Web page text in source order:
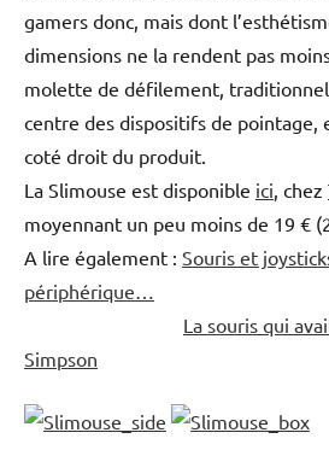
gamers donc, mais dont
dimensions ne la rendent pas
molette de défilement,
centre des dispositifs de pointage,
coté droit du produit.
La Slimouse est disponible ici , chez
moyennant un peu moins de 19 €
A lire également : Souris et
périphérique…
La souris qui
Simpson